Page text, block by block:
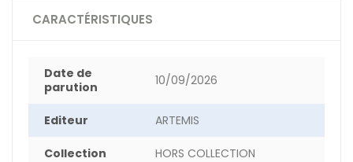
CARACTÉRISTIQUES
Date de
parution
10/09/2026
Editeur ARTEMIS
Collection HORS COLLECTION